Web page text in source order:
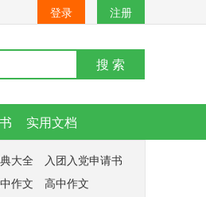
登录 注册
搜 索
实用文档
大全
入团入党申请书
作文
高中作文